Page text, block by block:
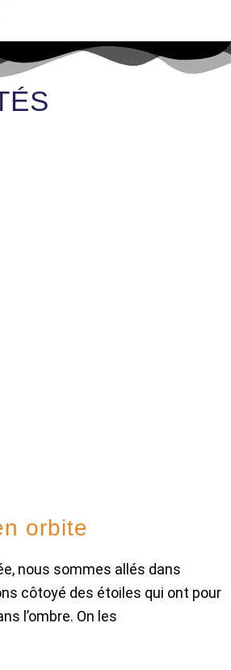
orbite
nous sommes allés dans
côtoyé des étoiles qui ont pour
l’ombre. On les